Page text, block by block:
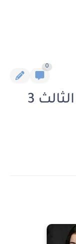
0
رواية بنت عمي الفصل الثالث 3